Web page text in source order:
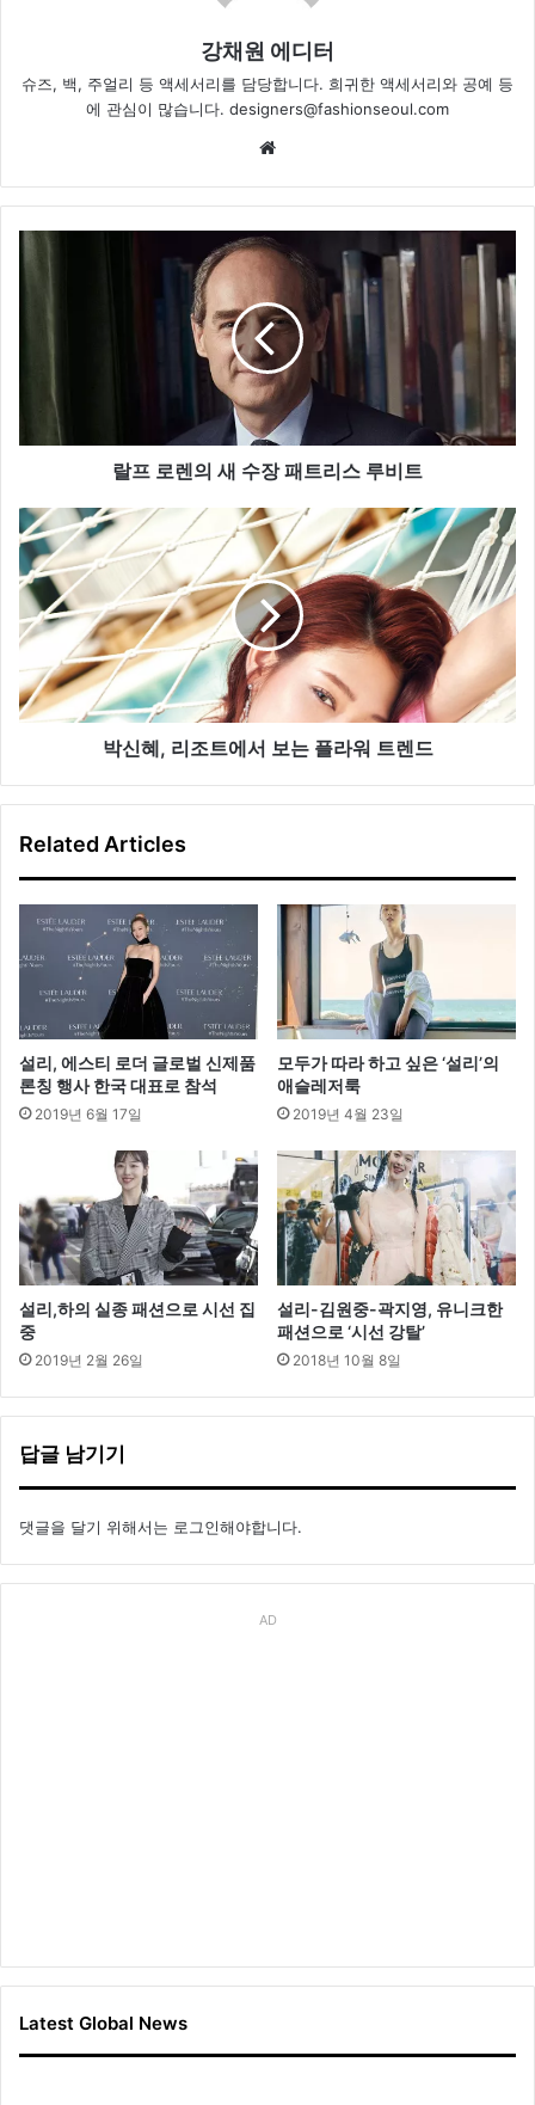
강채원 에디터
슈즈, 백, 주얼리 등 액세서리를 담당합니다. 희귀한 액세서리와 공예 등
에 관심이 많습니다. designers@fashionseoul.com
te
패
스
루
비
트
랄프 로렌의 새 수장 패트리스 루비트
박
신
혜
,
리
조
트
에
서
워
박신혜, 리조트에서 보는 플라워 트렌드
Related Articles
설리, 에스티 로더 글로벌 신제품
론칭 행사 한국 대표로 참석
2019년 6월 17일
모두가 따라 하고 싶은 ‘설리’의
애슬레저룩
2019년 4월 23일
설리,하의 실종 패션으로 시선 집
중
2019년 2월 26일
설리-김원중-곽지영, 유니크한
패션으로 ‘시선 강탈’
2018년 10월 8일
답글 남기기
댓글을 달기 위해서는 로그인해야합니다.
AD
Latest Global News